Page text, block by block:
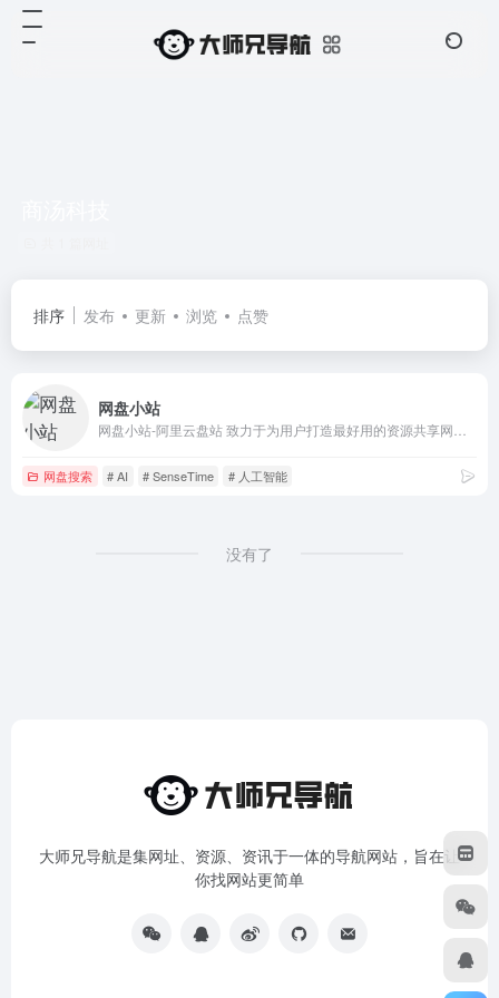
排序 发布 更新 浏览 点赞
网盘小站
网盘搜索 # AI # SenseTime # 人工智能
没有了
大师兄导航是集网址、资源、资讯于一体的导航网站，旨在让
你找网站更简单